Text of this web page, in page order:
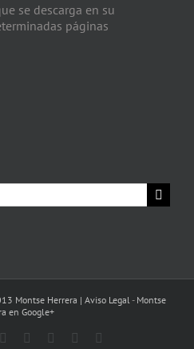
se descarga en su
páginas
Montse Herrera | Aviso Legal - Montse
en Google+
YouTubePinterestGoogle+Linkedin